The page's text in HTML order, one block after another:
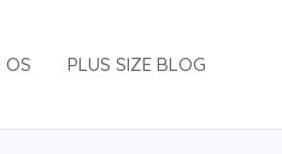
OS PLUS SIZE BLOG